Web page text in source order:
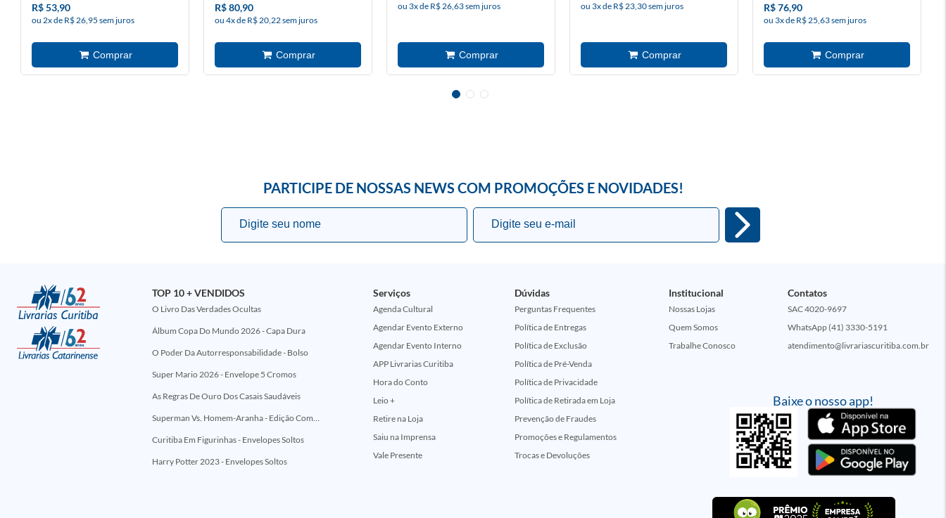
R$ 53,90
ou 2x de R$ 26,95 sem juros
R$ 80,90
ou 4x de R$ 20,22 sem juros
ou 3x de R$ 26,63 sem juros ou 3x de R$ 23,30 sem juros R$ 76,90
ou 3x de R$ 25,63 sem juros
PARTICIPE DE NOSSAS NEWS COM PROMOÇÕES E NOVIDADES!
Baixe o nosso app!
TOP 10 + VENDIDOS
O Livro Das Verdades Ocultas
Álbum Copa Do Mundo 2026 - Capa Dura
O Poder Da Autorresponsabilidade - Bolso
Super Mario 2026 - Envelope 5 Cromos
As Regras De Ouro Dos Casais Saudáveis
Superman Vs. Homem-Aranha - Edição Comemorativa 50 Anos (Encontros Clássicos Dc E Marvel)
Curitiba Em Figurinhas - Envelopes Soltos
Harry Potter 2023 - Envelopes Soltos
Serviços
Agenda Cultural
Agendar Evento Externo
Agendar Evento Interno
APP Livrarias Curitiba
Hora do Conto
Leio +
Retire na Loja
Saiu na Imprensa
Vale Presente
Dúvidas
Perguntas Frequentes
Política de Entregas
Política de Exclusão
Política de Pré-Venda
Política de Privacidade
Política de Retirada em Loja
Prevenção de Fraudes
Promoções e Regulamentos
Trocas e Devoluções
Institucional
Nossas Lojas
Quem Somos
Trabalhe Conosco
Contatos
SAC 4020-9697
WhatsApp (41) 3330-5191
atendimento@livrariascuritiba.com.br